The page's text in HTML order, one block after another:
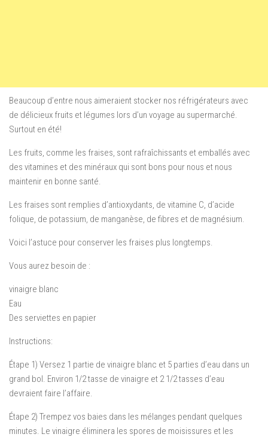
Beaucoup d’entre nous aimeraient stocker nos réfrigérateurs avec
de délicieux fruits et légumes lors d’un voyage au supermarché.
Surtout en été!
Les fruits, comme les fraises, sont rafraîchissants et emballés avec
des vitamines et des minéraux qui sont bons pour nous et nous
maintenir en bonne santé.
Les fraises sont remplies d’antioxydants, de vitamine C, d’acide
folique, de potassium, de manganèse, de fibres et de magnésium.
Voici l’astuce pour conserver les fraises plus longtemps.
Vous aurez besoin de :
vinaigre blanc
Eau
Des serviettes en papier
Instructions:
Étape 1) Versez 1 partie de vinaigre blanc et 5 parties d’eau dans un
grand bol. Environ 1/2 tasse de vinaigre et 2 1/2 tasses d’eau
devraient faire l’affaire.
Étape 2) Trempez vos baies dans les mélanges pendant quelques
minutes. Le vinaigre éliminera les spores de moisissures et les